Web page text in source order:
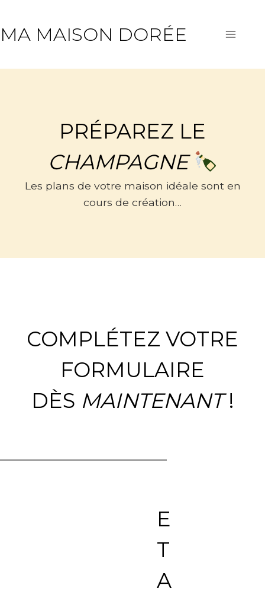
contenu
MA MAISON DORÉE
PRÉPAREZ LE
CHAMPAGNE
Les plans de votre maison idéale sont en
cours de création…
COMPLÉTEZ VOTRE
FORMULAIRE
DÈS MAINTENANT!
E
T
A